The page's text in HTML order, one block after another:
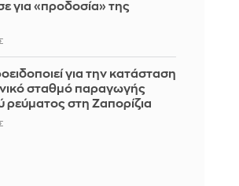
για «προδοσία» της
για την κατάσταση
σταθμό παραγωγής
ρεύματος στη Ζαπορίζια